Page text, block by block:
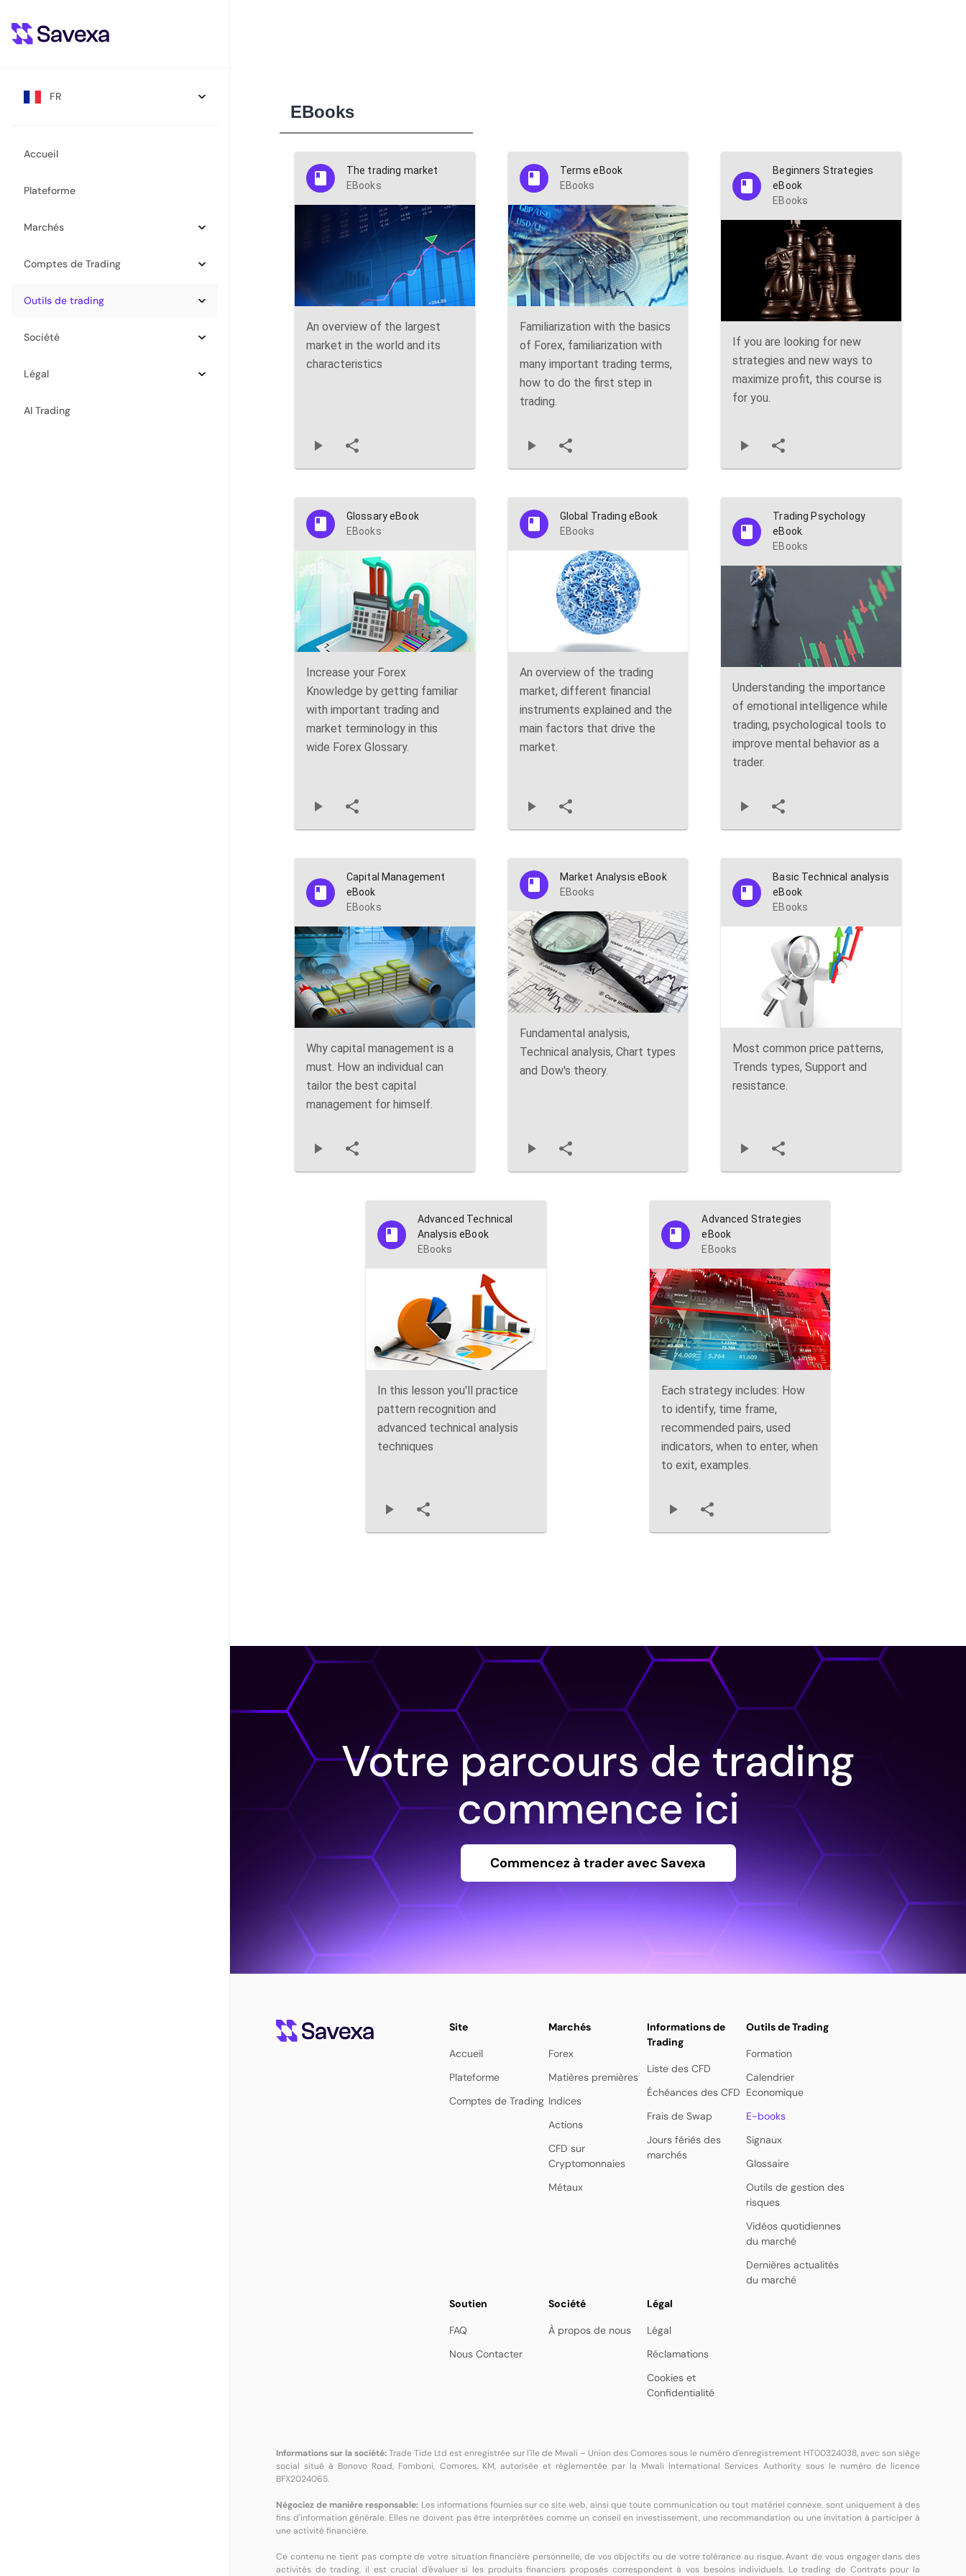
FR
Accueil
Plateforme
Marchés
Comptes de Trading
Outils de trading
Société
Légal
AI Trading
EBooks
The trading market
EBooks
An overview of the largest
market in the world and its
characteristics
Terms eBook
EBooks
Familiarization with the basics
of Forex, familiarization with
many important trading terms,
how to do the first step in
trading.
Beginners Strategies
eBook
EBooks
If you are looking for new
strategies and new ways to
maximize profit, this course is
for you.
Glossary eBook
EBooks
Increase your Forex
Knowledge by getting familiar
with important trading and
market terminology in this
wide Forex Glossary.
Global Trading eBook
EBooks
An overview of the trading
market, different financial
instruments explained and the
main factors that drive the
market.
Trading Psychology
eBook
EBooks
Understanding the importance
of emotional intelligence while
trading, psychological tools to
improve mental behavior as a
trader.
Capital Management
eBook
EBooks
Why capital management is a
must. How an individual can
tailor the best capital
management for himself.
Market Analysis eBook
EBooks
Fundamental analysis,
Technical analysis, Chart types
and Dow's theory.
Basic Technical analysis
eBook
EBooks
Most common price patterns,
Trends types, Support and
resistance.
Advanced Technical
Analysis eBook
EBooks
In this lesson you'll practice
pattern recognition and
advanced technical analysis
techniques
Advanced Strategies
eBook
EBooks
Each strategy includes: How
to identify, time frame,
recommended pairs, used
indicators, when to enter, when
to exit, examples.
Votre parcours de trading
commence ici
Commencez à trader avec Savexa
Site
Accueil
Plateforme
Comptes de Trading
Marchés
Forex
Matières premières
Indices
Actions
CFD sur
Cryptomonnaies
Métaux
Informations de
Trading
Liste des CFD
Échéances des CFD
Frais de Swap
Jours fériés des
marchés
Outils de Trading
Formation
Calendrier
Economique
E-books
Signaux
Glossaire
Outils de gestion des
risques
Vidéos quotidiennes
du marché
Dernières actualités
du marché
Soutien
FAQ
Nous Contacter
Société
À propos de nous
Légal
Légal
Réclamations
Cookies et
Confidentialité
Informations sur la société:Trade Tide Ltd est enregistrée sur l'île de Mwali – Union des Comores sous le numéro d'enregistrement HT00324038, avec son siège
social situé à Bonovo Road, Fomboni, Comores, KM, autorisée et réglementée par la Mwali International Services Authority sous le numéro de licence
BFX2024065.
Négociez de manière responsable: Les informations fournies sur ce site web, ainsi que toute communication ou tout matériel connexe, sont uniquement à des
fins d'information générale. Elles ne doivent pas être interprétées comme un conseil en investissement, une recommandation ou une invitation à participer à
une activité financière.
Ce contenu ne tient pas compte de votre situation financière personnelle, de vos objectifs ou de votre tolérance au risque. Avant de vous engager dans des
activités de trading, il est crucial d'évaluer si les produits financiers proposés correspondent à vos besoins individuels. Le trading de Contrats pour la